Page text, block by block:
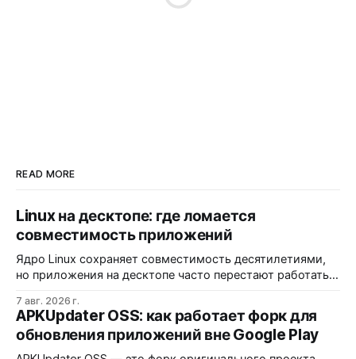
READ MORE
Linux на десктопе: где ломается
совместимость приложений
Ядро Linux сохраняет совместимость десятилетиями,
но приложения на десктопе часто перестают работать
Разработчики обвиняют GNOME и дистрибутивы в
создании искусственных барьеров, а пользователи
платят за это нестабильностью.
7 авг. 2026 г.
APKUpdater OSS: как работает форк для
обновления приложений вне Google Play